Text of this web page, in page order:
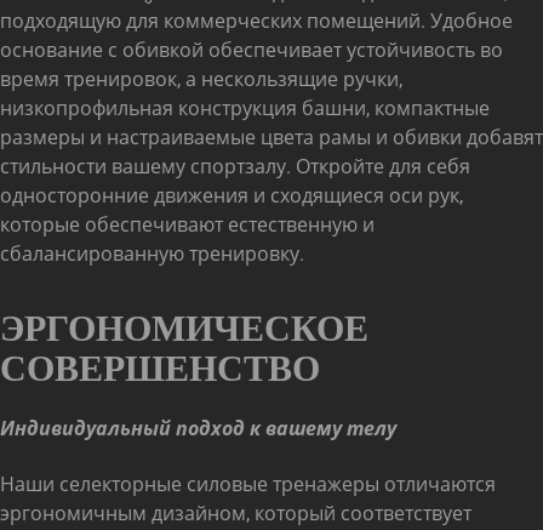
подходящую для коммерческих помещений. Удобное
основание с обивкой обеспечивает устойчивость во
время тренировок, а нескользящие ручки,
низкопрофильная конструкция башни, компактные
размеры и настраиваемые цвета рамы и обивки добавят
стильности вашему спортзалу. Откройте для себя
односторонние движения и сходящиеся оси рук,
которые обеспечивают естественную и
сбалансированную тренировку.
ЭРГОНОМИЧЕСКОЕ
СОВЕРШЕНСТВО
Индивидуальный подход к вашему телу
Наши селекторные силовые тренажеры отличаются
эргономичным дизайном, который соответствует